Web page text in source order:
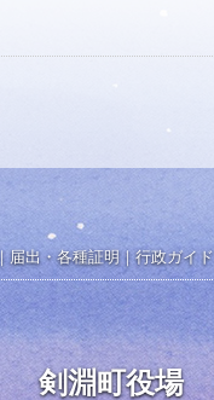
届出・各種証明｜ 行政ガイド
剣淵町役場